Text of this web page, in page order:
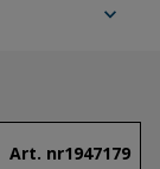
expand_more
Art. nr1947179